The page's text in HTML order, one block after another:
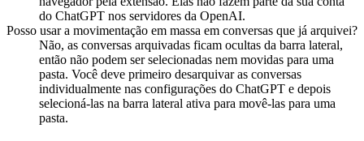
do ChatGPT nos servidores da OpenAI.
Posso usar a movimentação em massa em conversas que já arquivei?
Não, as conversas arquivadas ficam ocultas da barra lateral,
então não podem ser selecionadas nem movidas para uma
pasta. Você deve primeiro desarquivar as conversas
individualmente nas configurações do ChatGPT e depois
selecioná-las na barra lateral ativa para movê-las para uma
pasta.